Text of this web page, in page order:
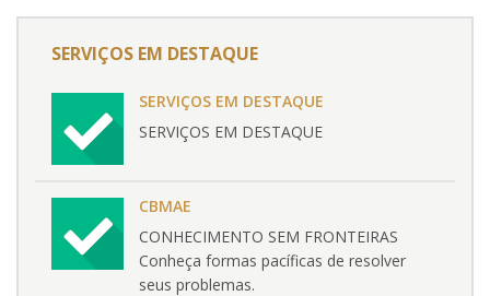
foi aprovado pela diretoria
temporária do presidente
Vale Filho, pelo período de
SERVIÇOS EM DESTAQUE
SERVIÇOS EM DESTAQUE
SERVIÇOS EM DESTAQUE
CBMAE
CONHECIMENTO SEM FRONTEIRAS
Conheça formas pacíficas de resolver
seus problemas.